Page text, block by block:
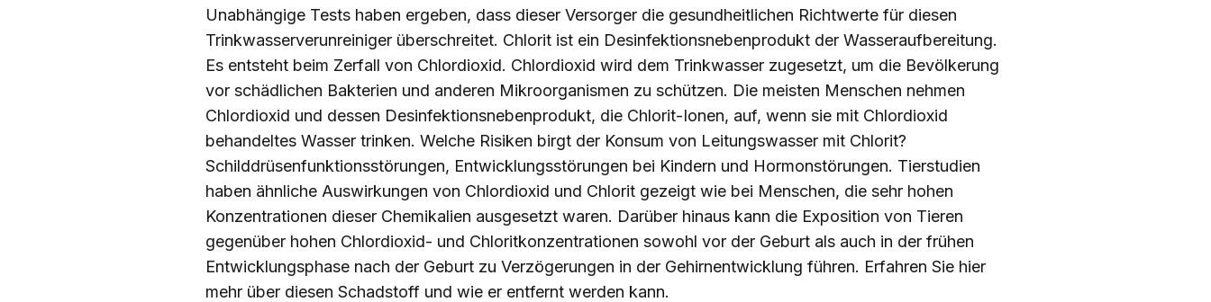
Unabhängige Tests haben ergeben, dass dieser Versorger die gesundheitlichen Richtwerte für diesen
Trinkwasserverunreiniger überschreitet. Chlorit ist ein Desinfektionsnebenprodukt der Wasseraufbereitung.
Es entsteht beim Zerfall von Chlordioxid. Chlordioxid wird dem Trinkwasser zugesetzt, um die Bevölkerung
vor schädlichen Bakterien und anderen Mikroorganismen zu schützen. Die meisten Menschen nehmen
Chlordioxid und dessen Desinfektionsnebenprodukt, die Chlorit-Ionen, auf, wenn sie mit Chlordioxid
behandeltes Wasser trinken. Welche Risiken birgt der Konsum von Leitungswasser mit Chlorit?
Schilddrüsenfunktionsstörungen, Entwicklungsstörungen bei Kindern und Hormonstörungen. Tierstudien
haben ähnliche Auswirkungen von Chlordioxid und Chlorit gezeigt wie bei Menschen, die sehr hohen
Konzentrationen dieser Chemikalien ausgesetzt waren. Darüber hinaus kann die Exposition von Tieren
gegenüber hohen Chlordioxid- und Chloritkonzentrationen sowohl vor der Geburt als auch in der frühen
Entwicklungsphase nach der Geburt zu Verzögerungen in der Gehirnentwicklung führen. Erfahren Sie hier
mehr über diesen Schadstoff und wie er entfernt werden kann.